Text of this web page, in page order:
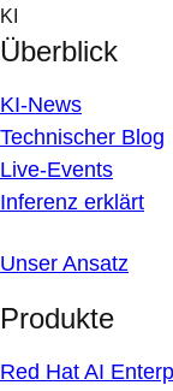
Skip
to
content
KI
Überblick
KI-News
Technischer Blog
Live-Events
Inferenz erklärt
Unser Ansatz
Produkte
Red Hat AI